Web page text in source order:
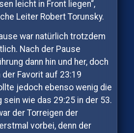
leicht in Front liegen“,
Leiter Robert Torunsky.
war natürlich trotzdem
Nach der Pause
dann hin und her, doch
Favorit auf 23:19
jedoch ebenso wenig die
wie das 29:25 in der 53.
der Torreigen der
vorbei, denn der